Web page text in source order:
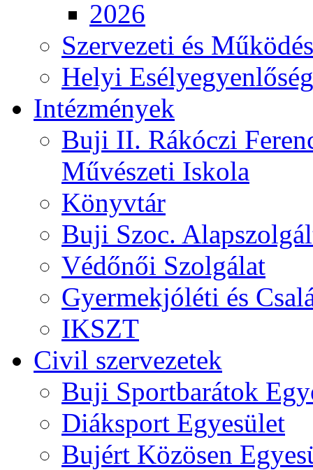
2026
Szervezeti és
Helyi
Intézmények
Buji II. Rákóczi
Művészeti Iskola
Könyvtár
Buji Szoc.
Védőnői Szolgálat
Gyermekjóléti és
IKSZT
Civil szervezetek
Buji Sportbarátok
Diáksport Egyesület
Bujért Közösen